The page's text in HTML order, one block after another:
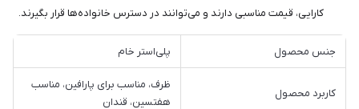
کارایی، قیمت مناسبی دارند و می‌توانند در دسترس خانواده‌ها قرار بگیرند.
جنس محصول پلی‌استر خام
کاربرد محصول
ظرف، مناسب برای پارافین، مناسب
هفتسین، قندان